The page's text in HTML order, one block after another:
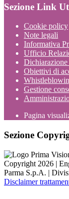
Sezione Link
Cookie policy
Note legali
Informativa
Ufficio
Dichiarazione
Obiettivi di
Gestione
Pagina
Sezione
Copyright 2026 |
Parma S.p.A. |
Disclaimer